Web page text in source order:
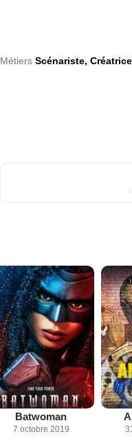
Métiers Scénariste, Créatrice
Batwoman
7 octobre 2019